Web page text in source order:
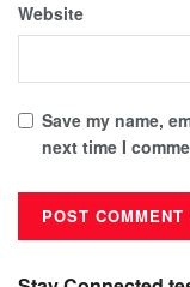
Website
Save my name,
next time I